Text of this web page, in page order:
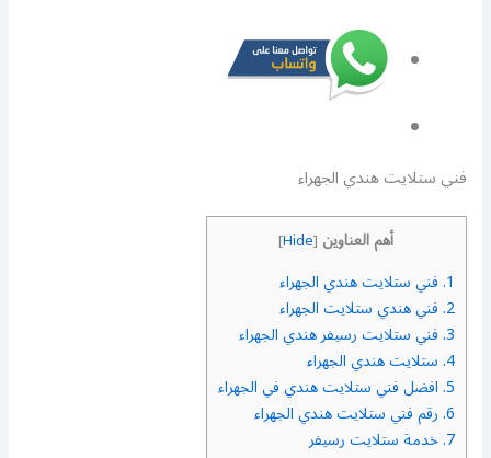
فني ستلايت هندي الجهراء
أهم العناوين [
Hide
]
1. فني ستلايت هندي الجهراء
2. فني هندي ستلايت الجهراء
3. فني ستلايت رسيفر هندي الجهراء
4. ستلايت هندي الجهراء
5. افضل فني ستلايت هندي في الجهراء
6. رقم فني ستلايت هندي الجهراء
7. خدمة ستلايت رسيفر